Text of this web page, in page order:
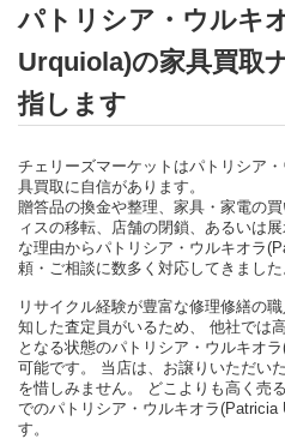
パトリシア・ウルキ
Urquiola)の家具買取
指します
チェリーズマーケットはパトリシア
具買取に自信があります。
贈答品の換金や整理、家具・家電の
ィスの移転、店舗の閉鎖、あるいは
な理由からパトリシア・ウルキオラ
頼・ご相談に数多く対応してきました
リサイクル経験が豊富な修理修繕の
知した査定員がいるため、 他社では
となる状態のパトリシア・ウルキオ
可能です。 当店は、お譲りいただい
を惜しみません。 どこよりも高く売
でのパトリシア・ウルキオラ
す。